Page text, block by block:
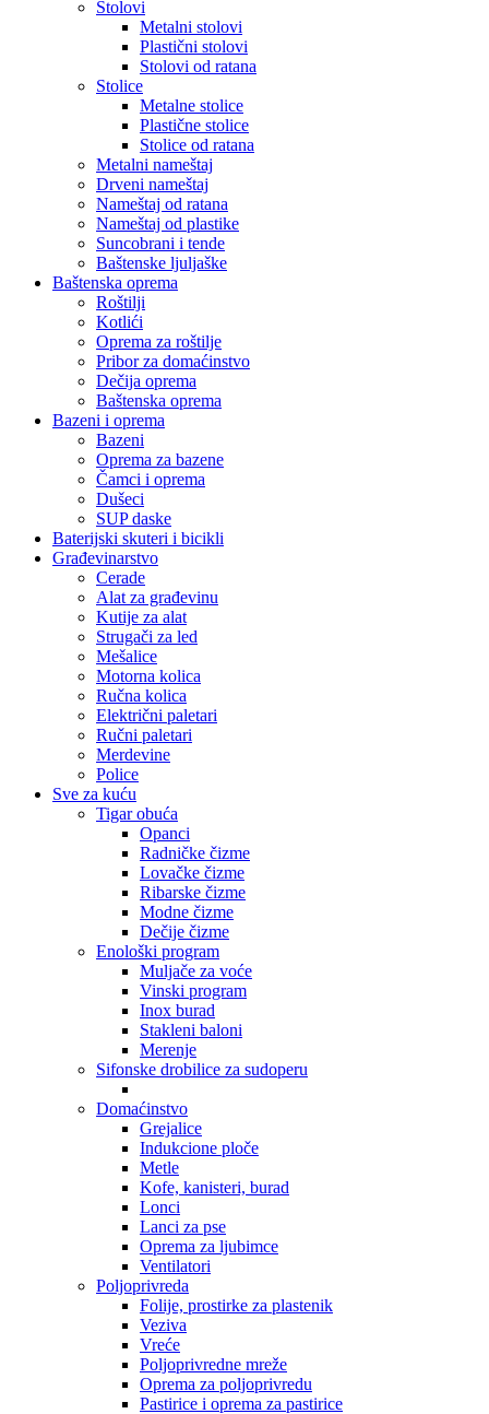
Stolovi
Metalni stolovi
Plastični stolovi
Stolovi od ratana
Stolice
Metalne stolice
Plastične stolice
Stolice od ratana
Metalni nameštaj
Drveni nameštaj
Nameštaj od ratana
Nameštaj od plastike
Suncobrani i tende
Baštenske ljuljaške
Baštenska oprema
Roštilji
Kotlići
Oprema za roštilje
Pribor za domaćinstvo
Dečija oprema
Baštenska oprema
Bazeni i oprema
Bazeni
Oprema za bazene
Čamci i oprema
Dušeci
SUP daske
Baterijski skuteri i bicikli
Građevinarstvo
Cerade
Alat za građevinu
Kutije za alat
Strugači za led
Mešalice
Motorna kolica
Ručna kolica
Električni paletari
Ručni paletari
Merdevine
Police
Sve za kuću
Tigar obuća
Opanci
Radničke čizme
Lovačke čizme
Ribarske čizme
Modne čizme
Dečije čizme
Enološki program
Muljače za voće
Vinski program
Inox burad
Stakleni baloni
Merenje
Sifonske drobilice za sudoperu
Domaćinstvo
Grejalice
Indukcione ploče
Metle
Kofe, kanisteri, burad
Lonci
Lanci za pse
Oprema za ljubimce
Ventilatori
Poljoprivreda
Folije, prostirke za plastenik
Veziva
Vreće
Poljoprivredne mreže
Oprema za poljoprivredu
Pastirice i oprema za pastirice